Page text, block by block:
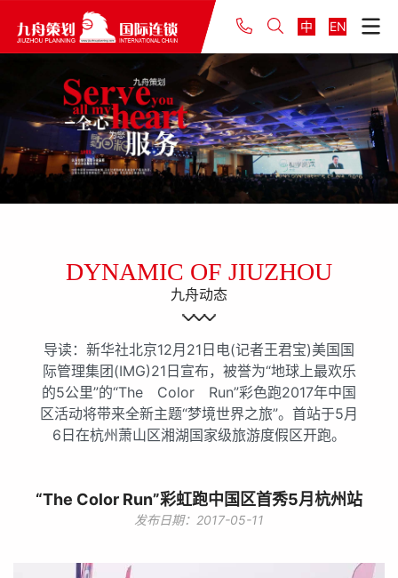
中 EN
DYNAMIC OF JIUZHOU
九舟动态
导读：新华社北京12月21日电(记者王君宝)美国国
际管理集团(IMG)21日宣布，被誉为“地球上最欢乐
的5公里”的“The Color Run”彩色跑2017年中国
区活动将带来全新主题“梦境世界之旅”。首站于5月
6日在杭州萧山区湘湖国家级旅游度假区开跑。
“The Color Run”彩虹跑中国区首秀5月杭州站
发布日期：2017-05-11